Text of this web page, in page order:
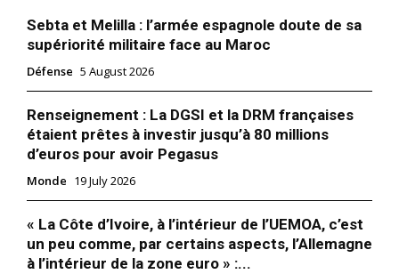
Sebta et Melilla : l’armée espagnole doute de sa
supériorité militaire face au Maroc
Défense 5 August 2026
Renseignement : La DGSI et la DRM françaises
étaient prêtes à investir jusqu’à 80 millions
d’euros pour avoir Pegasus
Monde 19 July 2026
« La Côte d’Ivoire, à l’intérieur de l’UEMOA, c’est
un peu comme, par certains aspects, l’Allemagne
à l’intérieur de la zone euro » :...